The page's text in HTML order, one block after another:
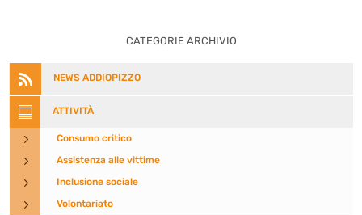
CATEGORIE ARCHIVIO
 NEWS ADDIOPIZZO
 ATTIVITÀ
5 Consumo critico
5 Assistenza alle vittime
5 Inclusione sociale
5 Volontariato